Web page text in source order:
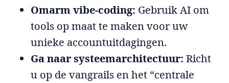
Omarm vibe-coding: Gebruik AI om
tools op maat te maken voor uw
unieke accountuitdagingen.
Ga naar systeemarchitectuur: Richt
u op de vangrails en het “centrale